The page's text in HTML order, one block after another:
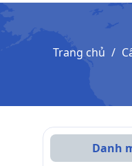
Trang chủ
Danh